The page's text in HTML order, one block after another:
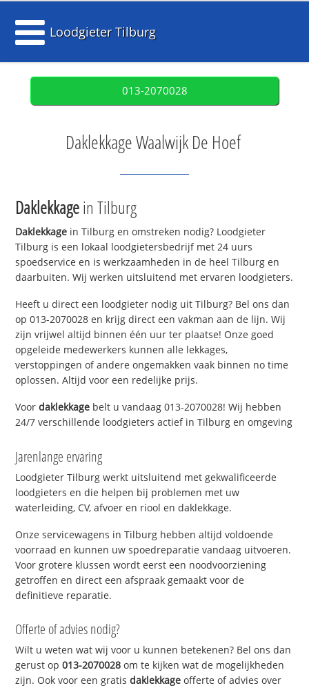
Loodgieter Tilburg
013-2070028
Daklekkage Waalwijk De Hoef
Daklekkagein Tilburg
Daklekkage in Tilburg en omstreken nodig? Loodgieter
Tilburg is een lokaal loodgietersbedrijf met 24 uurs
spoedservice en is werkzaamheden in de heel Tilburg en
daarbuiten. Wij werken uitsluitend met ervaren loodgieters.
Heeft u direct een loodgieter nodig uit Tilburg? Bel ons dan
op 013-2070028 en krijg direct een vakman aan de lijn. Wij
zijn vrijwel altijd binnen één uur ter plaatse! Onze goed
opgeleide medewerkers kunnen alle lekkages,
verstoppingen of andere ongemakken vaak binnen no time
oplossen. Altijd voor een redelijke prijs.
Voordaklekkage belt u vandaag 013-2070028! Wij hebben
24/7 verschillende loodgieters actief in Tilburg en omgeving
Jarenlange ervaring
Loodgieter Tilburg werkt uitsluitend met gekwalificeerde
loodgieters en die helpen bij problemen met uw
waterleiding, CV, afvoer en riool en daklekkage.
Onze servicewagens in Tilburg hebben altijd voldoende
voorraad en kunnen uw spoedreparatie vandaag uitvoeren.
Voor grotere klussen wordt eerst een noodvoorziening
getroffen en direct een afspraak gemaakt voor de
definitieve reparatie.
Offerte of advies nodig?
Wilt u weten wat wij voor u kunnen betekenen? Bel ons dan
gerust op013-2070028 om te kijken wat de mogelijkheden
zijn. Ook voor een gratisdaklekkage offerte of advies over